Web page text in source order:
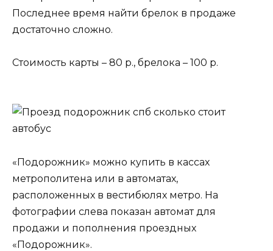
Последнее время найти брелок в продаже
достаточно сложно.
Стоимость карты – 80 р., брелока – 100 р.
«Подорожник» можно купить в кассах
метрополитена или в автоматах,
расположенных в вестибюлях метро. На
фотографии слева показан автомат для
продажи и пополнения проездных
«Подорожник».